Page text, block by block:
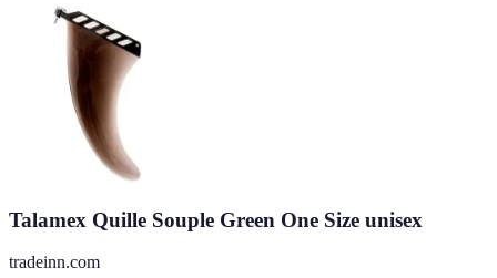
Talamex Quille Souple Green One Size unisex
tradeinn.com